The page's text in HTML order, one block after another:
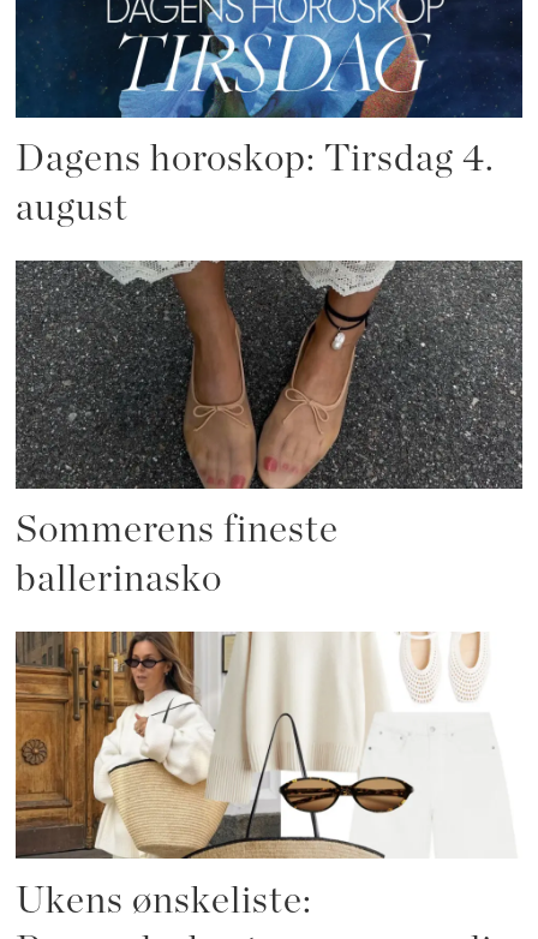
Dagens horoskop: Tirsdag 4.
august
Sommerens fineste
ballerinasko
Ukens ønskeliste: